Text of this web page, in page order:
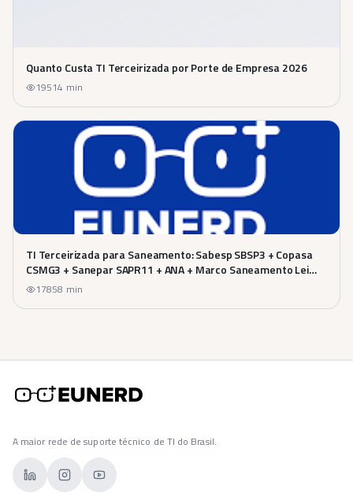
Quanto Custa TI Terceirizada por Porte de Empresa 2026
19514 min
TI Terceirizada para Saneamento: Sabesp SBSP3 + Copasa
CSMG3 + Sanepar SAPR11 + ANA + Marco Saneamento Lei
14.026/2020 (Guia 2026)
17858 min
A maior rede de suporte técnico de TI do Brasil.